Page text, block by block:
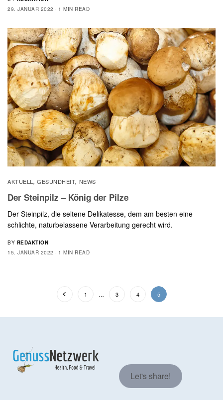
29. JANUAR 2022
1 MIN READ
AKTUELL , GESUNDHEIT, NEWS
Der Steinpilz – König der Pilze
Der Steinpilz, die seltene Delikatesse, dem am besten eine
schlichte, naturbelassene Verarbeitung gerecht wird.
BY REDAKTION
15. JANUAR 2022
1 MIN READ
1 … 3 4 5
Let's share!